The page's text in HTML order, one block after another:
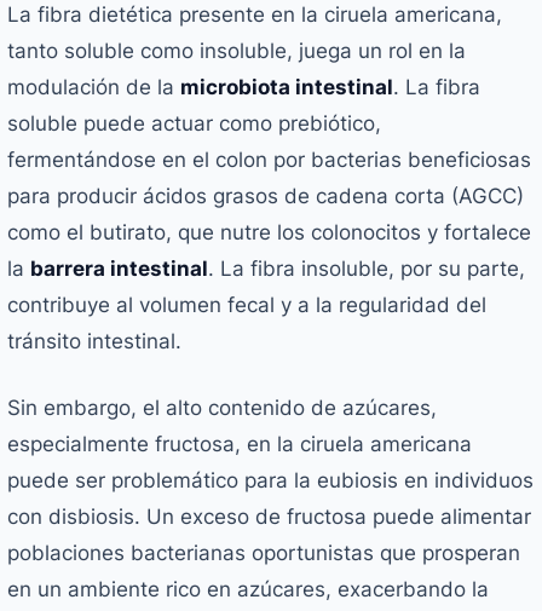
La fibra dietética presente en la ciruela americana,
tanto soluble como insoluble, juega un rol en la
modulación de la microbiota intestinal. La fibra
soluble puede actuar como prebiótico,
fermentándose en el colon por bacterias beneficiosas
para producir ácidos grasos de cadena corta (AGCC)
como el butirato, que nutre los colonocitos y fortalece
la barrera intestinal. La fibra insoluble, por su parte,
contribuye al volumen fecal y a la regularidad del
tránsito intestinal.
Sin embargo, el alto contenido de azúcares,
especialmente fructosa, en la ciruela americana
puede ser problemático para la eubiosis en individuos
con disbiosis. Un exceso de fructosa puede alimentar
poblaciones bacterianas oportunistas que prosperan
en un ambiente rico en azúcares, exacerbando la